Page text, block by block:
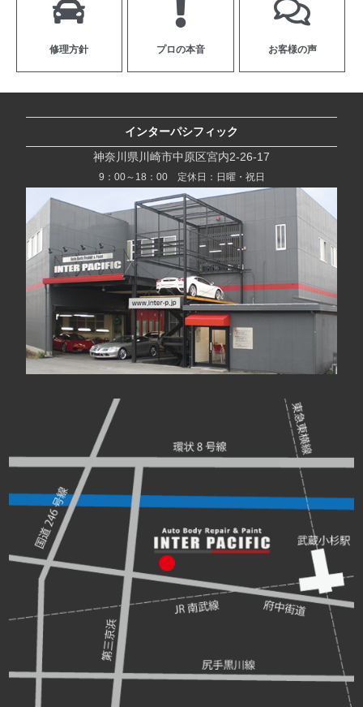
修理方針 プロの本音 お客様の声
インターパシフィック
神奈川県川崎市中原区宮内2-26-17
9：00～18：00 定休日：日曜・祝日